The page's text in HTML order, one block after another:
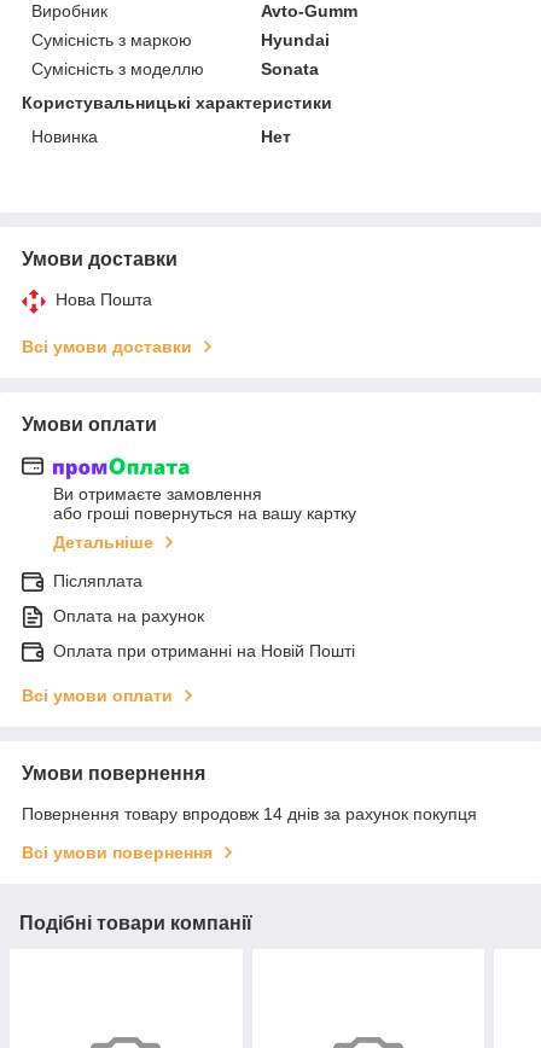
Виробник
Avto-Gumm
Сумісність з маркою
Hyundai
Сумісність з моделлю
Sonata
Користувальницькі характеристики
Новинка
Нет
Умови доставки
Нова Пошта
Всі умови доставки
Умови оплати
Ви отримаєте замовлення
або гроші повернуться на вашу картку
Детальніше
Післяплата
Оплата на рахунок
Оплата при отриманні на Новій Пошті
Всі умови оплати
Умови повернення
Повернення товару впродовж 14 днів за рахунок покупця
Всі умови повернення
Подібні товари компанії